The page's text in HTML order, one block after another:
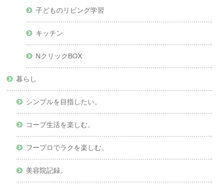
子どものリビング学習
キッチン
NクリックBOX
暮らし
シンプルを目指したい。
コープ生活を楽しむ。
フープロでラクを楽しむ。
美容院記録。